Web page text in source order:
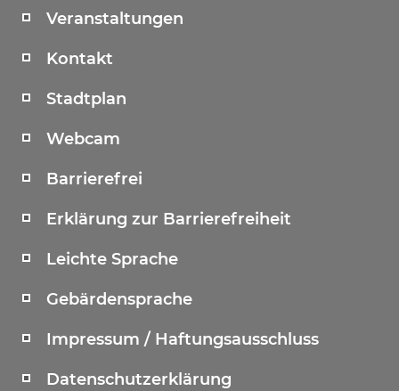
Veranstaltungen
Kontakt
Stadtplan
Webcam
Barrierefrei
Erklärung zur Barrierefreiheit
Leichte Sprache
Gebärdensprache
Impressum / Haftungsausschluss
Datenschutzerklärung